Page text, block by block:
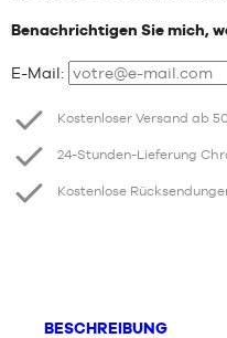
Benachrichtigen Sie mich,
E-Mail:
Kostenloser Versand ab
24-Stunden-Lieferung
Kostenlose
BESCHREIBUNG